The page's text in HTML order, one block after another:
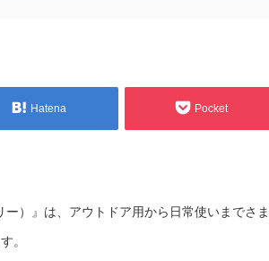
Hatena Pocket
）』は、アウトドア用から日常使いまでさま
。